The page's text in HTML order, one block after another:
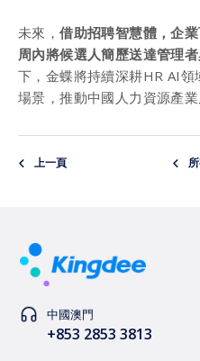
未來，借助招聘智慧體，企
周內將候選人簡歷送達管理者
下，金蝶將持續深耕HR AI
場景，推動中國人力資源產業
上一頁
中國澳門
+853 2853 3813